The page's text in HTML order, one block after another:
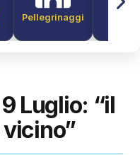
Pellegrinaggi
Luglio: “il